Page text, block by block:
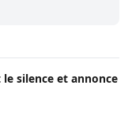
silence et annonce